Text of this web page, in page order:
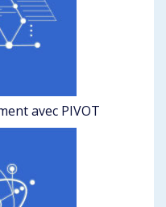
avec PIVOT